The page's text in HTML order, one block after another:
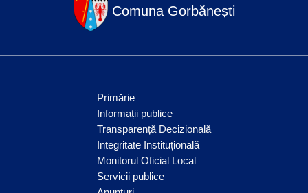
Comuna Gorbănești
Primărie
Informații publice
Transparență Decizională
Integritate Instituțională
Monitorul Oficial Local
Servicii publice